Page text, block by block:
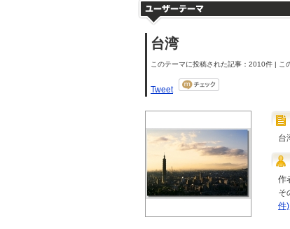
台湾
このテーマに投稿された記事：2010件 | こ
Tweet
台
作
そ
件)